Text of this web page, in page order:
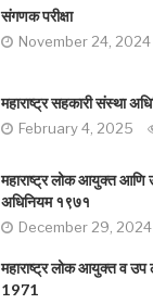
संगणक परीक्षा
November 24, 2024
महाराष्ट्र सहकारी संस्था
February 4, 2025
महाराष्ट्र लोक आयुक्त
अधिनियम १९७१
December 29, 2024
महाराष्ट्र लोक आयुक्त व
1971